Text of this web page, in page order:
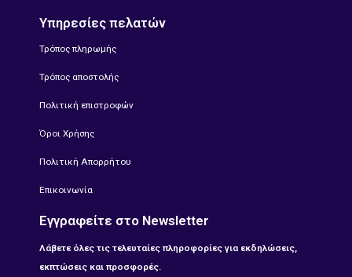
Υπηρεσίες πελατών
Τρόπος πληρωμής
Τρόπος αποστολής
Πολιτική επιστροφών
Όροι Χρήσης
Πολιτική Απορρήτου
Επικοινωνία
Εγγραφείτε στο Newsletter
Λάβετε όλες τις τελευταίες πληροφορίες για εκδηλώσεις,
εκπτώσεις και προσφορές.